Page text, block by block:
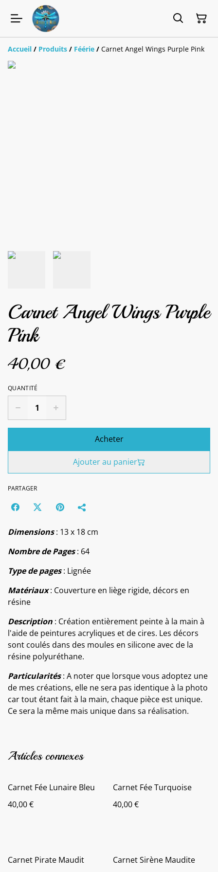
Accueil / Produits / Féérie / Carnet Angel Wings Purple Pink
Carnet Angel Wings Purple
Pink
40,00 €
QUANTITÉ
Acheter
Ajouter au panier
PARTAGER
Dimensions: 13 x 18 cm
Nombre de Pages: 64
Type de pages: Lignée
Matériaux: Couverture en liège rigide, décors en
résine
Description : Création entièrement peinte à la main à
l'aide de peintures acryliques et de cires. Les décors
sont coulés dans des moules en silicone avec de la
résine polyuréthane.
Particularités: A noter que lorsque vous adoptez une
de mes créations, elle ne sera pas identique à la photo
car tout étant fait à la main, chaque pièce est unique.
Ce sera la même mais unique dans sa réalisation.
Articles connexes
Carnet Fée Lunaire Bleu
40,00 €
Carnet Fée Turquoise
40,00 €
Carnet Pirate Maudit
Carnet Sirène Maudite